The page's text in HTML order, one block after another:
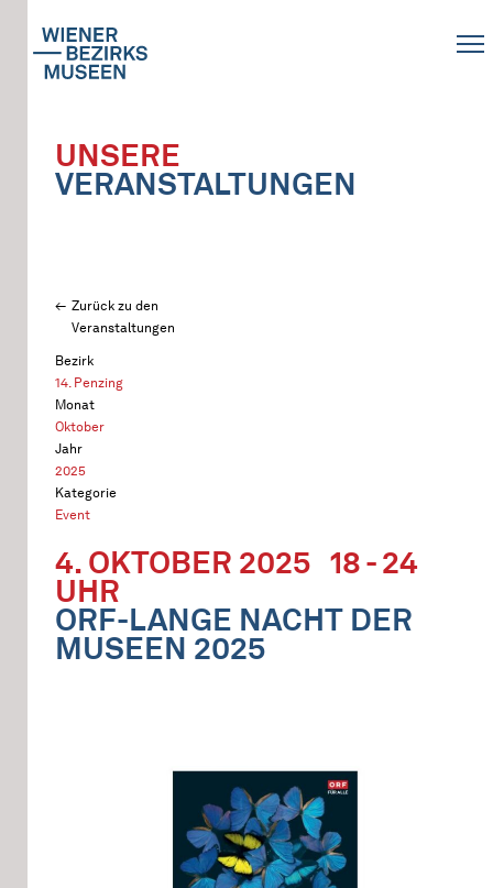
UNSERE
VERANSTALTUNGEN
Zurück zu den
Veranstaltungen
Bezirk
14. Penzing
Monat
Oktober
Jahr
2025
Kategorie
Event
4. OKTOBER 2025 18 - 24
UHR
ORF-LANGE NACHT DER
MUSEEN 2025